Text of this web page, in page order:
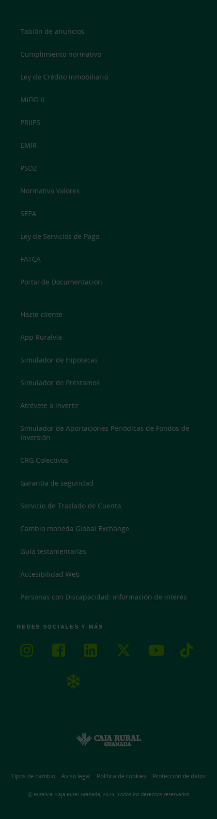
Tablón de anuncios
Cumplimiento normativo
Ley de Crédito Inmobiliario
MiFID II
PRIIPS
EMIR
PSD2
Normativa Valores
SEPA
Ley de Servicios de Pago
FATCA
Portal de Documentación
Hazte cliente
App Ruralvía
Simulador de Hipotecas
Simulador de Préstamos
Atrévete a invertir
Simulador de Aportaciones Periódicas de Fondos de
Inversión
CRG Colectivos
Garantía de seguridad
Servicio de Traslado de Cuenta
Cambio moneda Global Exchange
Guía testamentarías
Accesibilidad Web
Personas con Discapacidad: información de interés
REDES SOCIALES Y MÁS
Tipos de cambio Aviso legal Política de cookies Protección de datos
Ⓒ Ruralvía, Caja Rural Granada, 2026. Todos los derechos reservados